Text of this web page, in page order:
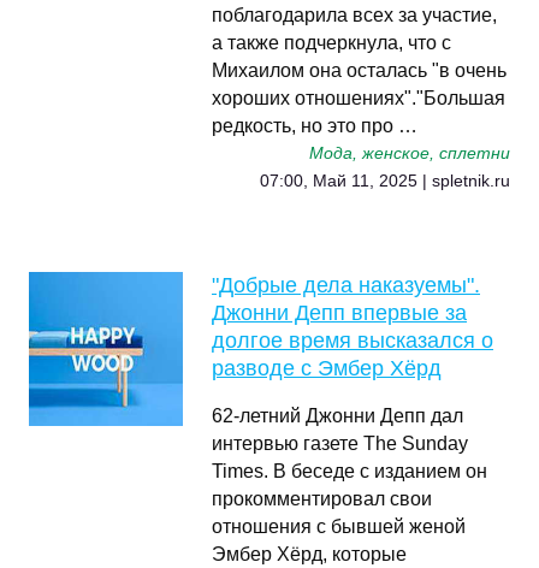
поблагодарила всех за участие,
а также подчеркнула, что с
Михаилом она осталась "в очень
хороших отношениях"."Большая
редкость, но это про …
Мода, женское, сплетни
07:00, Май 11, 2025 | spletnik.ru
"Добрые дела наказуемы".
Джонни Депп впервые за
долгое время высказался о
разводе с Эмбер Хёрд
62-летний Джонни Депп дал
интервью газете The Sunday
Times. В беседе с изданием он
прокомментировал свои
отношения с бывшей женой
Эмбер Хёрд, которые